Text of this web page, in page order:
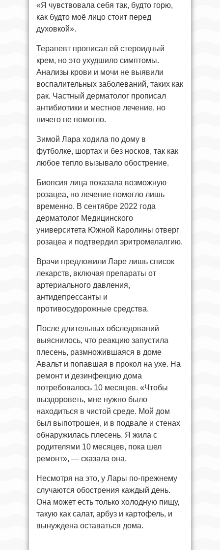
«Я чувствовала себя так, будто горю,
как будто моё лицо стоит перед
духовкой».
Терапевт прописал ей стероидный
крем, но это ухудшило симптомы.
Анализы крови и мочи не выявили
воспалительных заболеваний, таких как
рак. Частный дерматолог прописал
антибиотики и местное лечение, но
ничего не помогло.
Зимой Лара ходила по дому в
футболке, шортах и без носков, так как
любое тепло вызывало обострение.
Биопсия лица показала возможную
розацеа, но лечение помогло лишь
временно. В сентябре 2022 года
дерматолог Медицинского
университета Южной Каролины отверг
розацеа и подтвердил эритромелалгию.
Врачи предложили Ларе лишь список
лекарств, включая препараты от
артериального давления,
антидепрессанты и
противосудорожные средства.
После длительных обследований
выяснилось, что реакцию запустила
плесень, размножившаяся в доме
Авальт и попавшая в прокол на ухе. На
ремонт и дезинфекцию дома
потребовалось 10 месяцев. «Чтобы
выздороветь, мне нужно было
находиться в чистой среде. Мой дом
был выпотрошен, и в подвале и стенах
обнаружилась плесень. Я жила с
родителями 10 месяцев, пока шел
ремонт», — сказала она.
Несмотря на это, у Лары по-прежнему
случаются обострения каждый день.
Она может есть только холодную пищу,
такую как салат, арбуз и картофель, и
вынуждена оставаться дома.